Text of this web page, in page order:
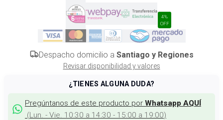
4%
OFF
Despacho domicilio a Santiago y Regiones
Revisar disponibilidad y valores
¿TIENES ALGUNA DUDA?
Pregúntanos de este producto por Whatsapp AQUÍ
(Lun. - Vie. 10:30 a 14:30 - 15:00 a 19:00)